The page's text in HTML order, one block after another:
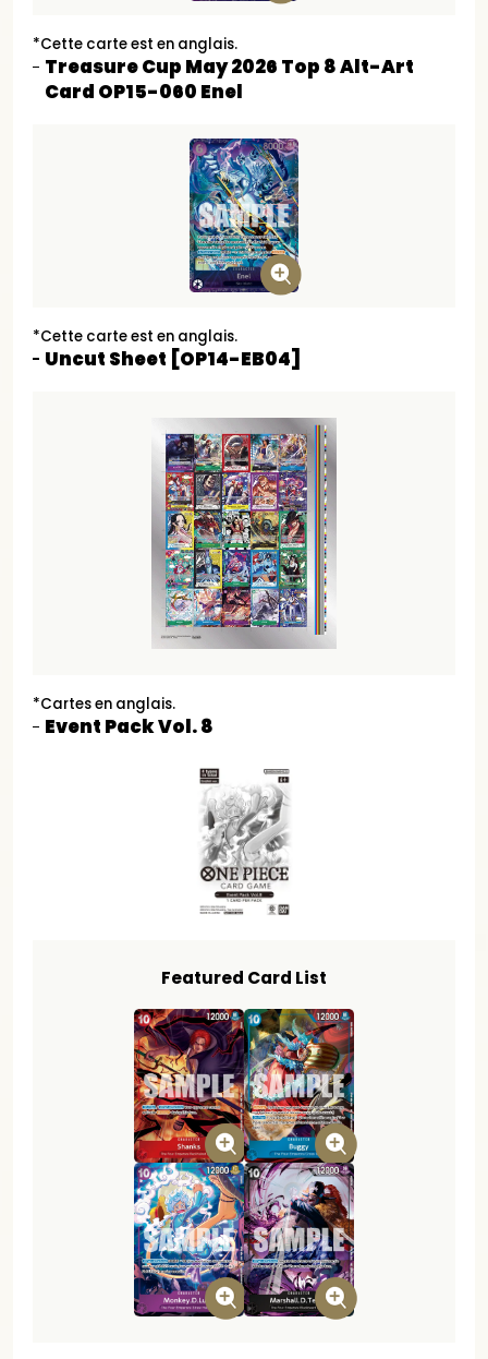
*Cette carte est en anglais.
Treasure Cup May 2026 Top 8 Alt-Art
Card OP15-060 Enel
*Cette carte est en anglais.
Uncut Sheet [OP14-EB04]
*Cartes en anglais.
Event Pack Vol. 8
Featured Card List